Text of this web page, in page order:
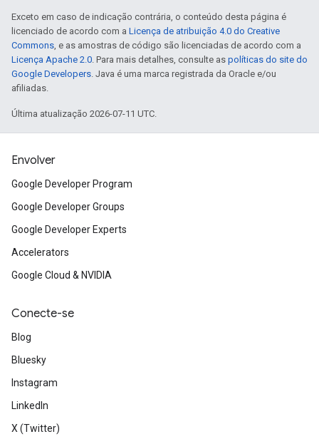
Exceto em caso de indicação contrária, o conteúdo desta página é
licenciado de acordo com a Licença de atribuição 4.0 do Creative
Commons, e as amostras de código são licenciadas de acordo com a
Licença Apache 2.0. Para mais detalhes, consulte as políticas do site do
Google Developers. Java é uma marca registrada da Oracle e/ou
afiliadas.
Última atualização 2026-07-11 UTC.
Envolver
Google Developer Program
Google Developer Groups
Google Developer Experts
Accelerators
Google Cloud & NVIDIA
Conecte-se
Blog
Bluesky
Instagram
LinkedIn
X (Twitter)